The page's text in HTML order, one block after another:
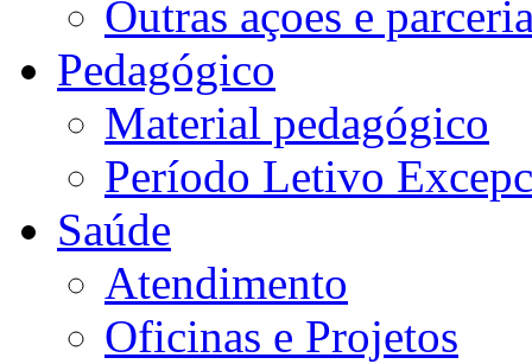
Outras açoes e
Pedagógico
Material pedagógico
Período Letivo
Saúde
Atendimento
Oficinas e Projetos